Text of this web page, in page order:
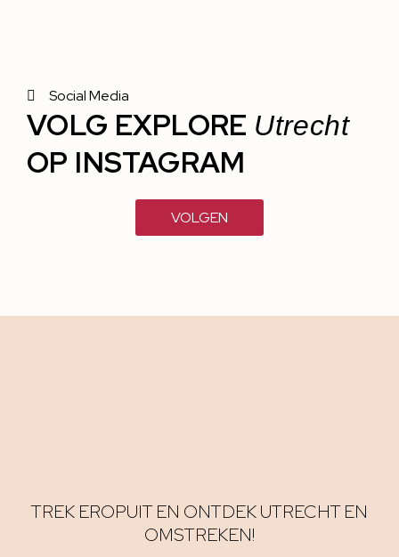
Social Media
VOLG EXPLORE Utrecht
OP INSTAGRAM
VOLGEN
TREK EROPUIT EN ONTDEK UTRECHT EN
OMSTREKEN!